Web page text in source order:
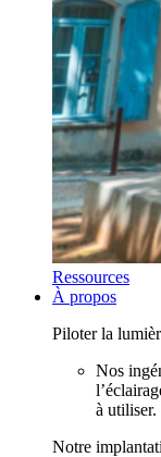
Ressources
À propos
Piloter la
Nos
à utiliser.
Notre